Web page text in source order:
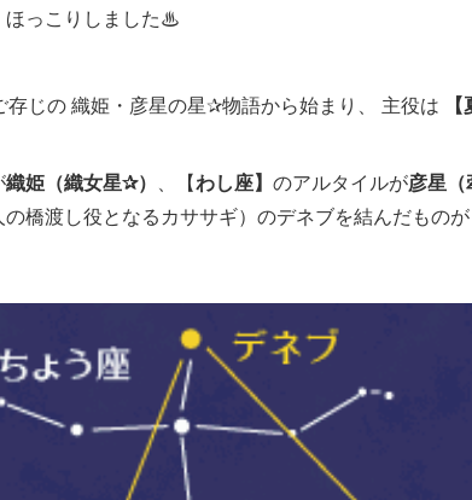
ほっこりしました♨
じの 織姫・彦星の星✰物語から始まり、 主役は
織姫（織女星✰） 、【わし座】 のアルタイルが彦星（
の橋渡し役となるカササギ）のデネブを結んだものが